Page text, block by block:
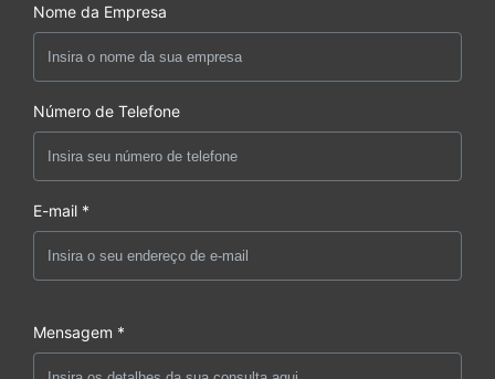
Nome da Empresa
Número de Telefone
E-mail *
Mensagem *